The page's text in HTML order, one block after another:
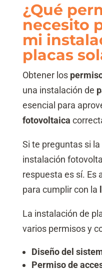
¿Qué
necesito
mi
placas
Obtener los
una instalación de
esencial para
fotovoltaica
Si te preguntas si
instalación
respuesta es sí. Es
para cumplir con la
La instalación de
varios permisos y
Diseño del
Permiso de